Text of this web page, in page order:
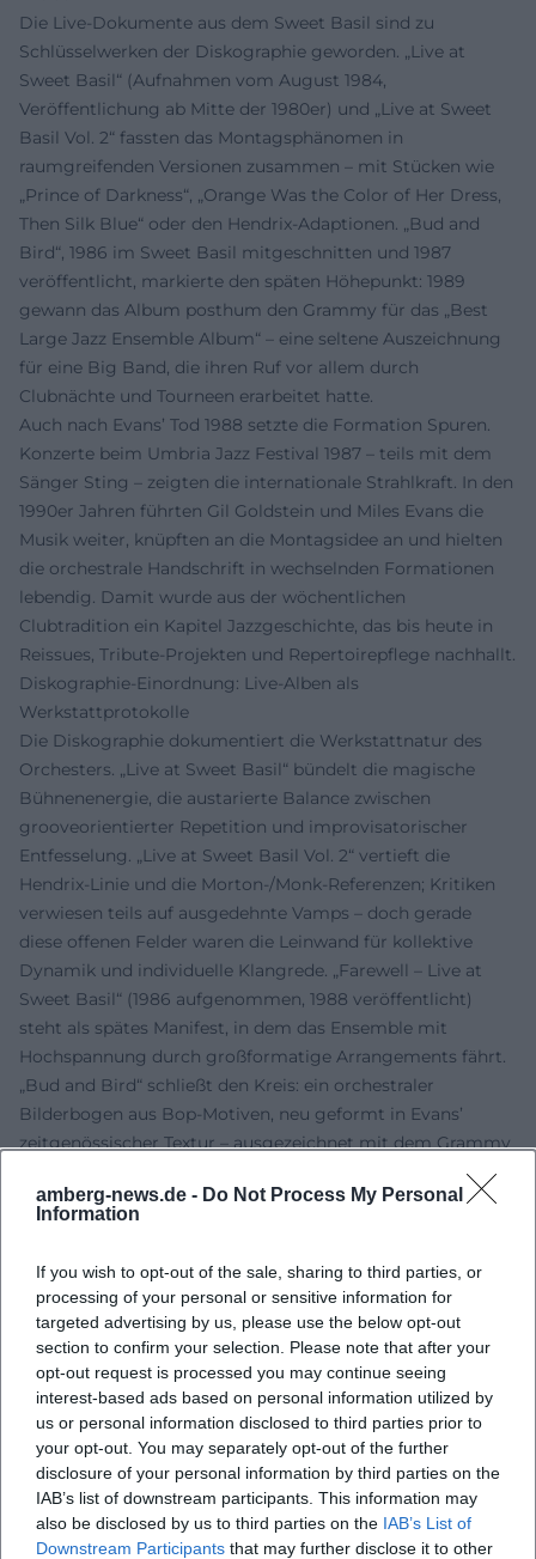
amberg-news.de - Do Not Process My Personal
Information
If you wish to opt-out of the sale, sharing to third parties, or
processing of your personal or sensitive information for
targeted advertising by us, please use the below opt-out
section to confirm your selection. Please note that after your
opt-out request is processed you may continue seeing
interest-based ads based on personal information utilized by
us or personal information disclosed to third parties prior to
your opt-out. You may separately opt-out of the further
disclosure of your personal information by third parties on the
IAB’s list of downstream participants. This information may
also be disclosed by us to third parties on the IAB’s List of
Downstream Participants that may further disclose it to other
Die Live-Dokumente aus dem Sweet Basil sind zu
Schlüsselwerken der Diskographie geworden. „Live at
Sweet Basil“ (Aufnahmen vom August 1984,
Veröffentlichung ab Mitte der 1980er) und „Live at Sweet
Basil Vol. 2“ fassten das Montagsphänomen in
raumgreifenden Versionen zusammen – mit Stücken wie
„Prince of Darkness“, „Orange Was the Color of Her Dress,
Then Silk Blue“ oder den Hendrix-Adaptionen. „Bud and
Bird“, 1986 im Sweet Basil mitgeschnitten und 1987
veröffentlicht, markierte den späten Höhepunkt: 1989
gewann das Album posthum den Grammy für das „Best
Large Jazz Ensemble Album“ – eine seltene Auszeichnung
für eine Big Band, die ihren Ruf vor allem durch
Clubnächte und Tourneen erarbeitet hatte.
Auch nach Evans’ Tod 1988 setzte die Formation Spuren.
Konzerte beim Umbria Jazz Festival 1987 – teils mit dem
Sänger Sting – zeigten die internationale Strahlkraft. In den
1990er Jahren führten Gil Goldstein und Miles Evans die
Musik weiter, knüpften an die Montagsidee an und hielten
die orchestrale Handschrift in wechselnden Formationen
lebendig. Damit wurde aus der wöchentlichen
Clubtradition ein Kapitel Jazzgeschichte, das bis heute in
Reissues, Tribute-Projekten und Repertoirepflege nachhallt.
Diskographie-Einordnung: Live-Alben als
Werkstattprotokolle
Die Diskographie dokumentiert die Werkstattnatur des
Orchesters. „Live at Sweet Basil“ bündelt die magische
Bühnenenergie, die austarierte Balance zwischen
grooveorientierter Repetition und improvisatorischer
Entfesselung. „Live at Sweet Basil Vol. 2“ vertieft die
Hendrix-Linie und die Morton-/Monk-Referenzen; Kritiken
verwiesen teils auf ausgedehnte Vamps – doch gerade
diese offenen Felder waren die Leinwand für kollektive
Dynamik und individuelle Klangrede. „Farewell – Live at
Sweet Basil“ (1986 aufgenommen, 1988 veröffentlicht)
steht als spätes Manifest, in dem das Ensemble mit
Hochspannung durch großformatige Arrangements fährt.
„Bud and Bird“ schließt den Kreis: ein orchestraler
Bilderbogen aus Bop-Motiven, neu geformt in Evans’
zeitgenössischer Textur – ausgezeichnet mit dem Grammy
und in der Rezeption häufig als destilliertes Sweet-Basil-
Erlebnis bezeichnet.
dieses Orchester als Labor fungierte. Jedes Set liest sich
wie ein Protokoll offener Form: Themen aus der
Jazzgeschichte und aus dem Rockkanon werden als
Rohmaterial begriffen, das durch Arrangement,
Klangfarben und Improvisation neue Kontur erhält. So
entsteht eine Diskographie, die nicht bloß
Konzertmitschnitte archiviert, sondern Entwicklung
festhält.
Stil und Ästhetik: Orchestrierte Offenheit
Die Ästhetik des Monday Night Orchestra beruht auf